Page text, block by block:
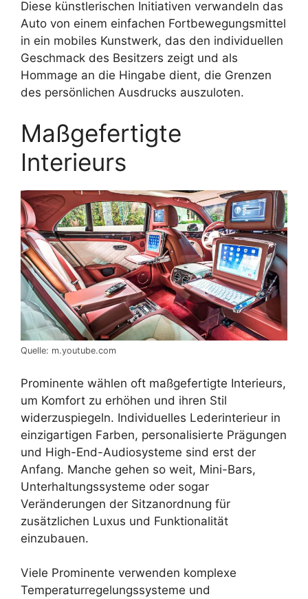
Diese künstlerischen Initiativen verwandeln das
Auto von einem einfachen Fortbewegungsmittel
in ein mobiles Kunstwerk, das den individuellen
Geschmack des Besitzers zeigt und als
Hommage an die Hingabe dient, die Grenzen
des persönlichen Ausdrucks auszuloten.
Maßgefertigte
Interieurs
Quelle: m.youtube.com
Prominente wählen oft maßgefertigte Interieurs,
um Komfort zu erhöhen und ihren Stil
widerzuspiegeln. Individuelles Lederinterieur in
einzigartigen Farben, personalisierte Prägungen
und High-End-Audiosysteme sind erst der
Anfang. Manche gehen so weit, Mini-Bars,
Unterhaltungssysteme oder sogar
Veränderungen der Sitzanordnung für
zusätzlichen Luxus und Funktionalität
einzubauen.
Viele Prominente verwenden komplexe
Temperaturregelungssysteme und